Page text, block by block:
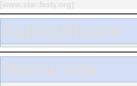
Autentificare
Meniu site